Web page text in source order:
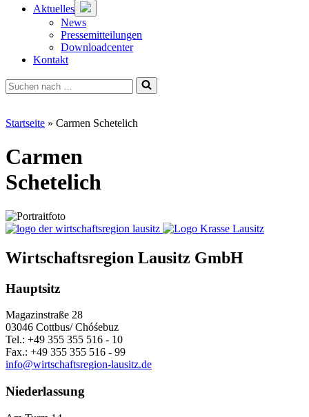
Aktuelles
Untermenü
öffnen
News
Pressemitteilungen
Downloadcenter
Kontakt
Suchen
nach …
Startseite » Carmen Schetelich
Carmen
Schetelich
Wirtschaftsregion Lausitz GmbH
Hauptsitz
Magazinstraße 28
03046 Cottbus/ Chóśebuz
Tel.: +49 355 355 516 - 10
Fax.: +49 355 355 516 - 99
info@wirtschaftsregion-lausitz.de
Niederlassung